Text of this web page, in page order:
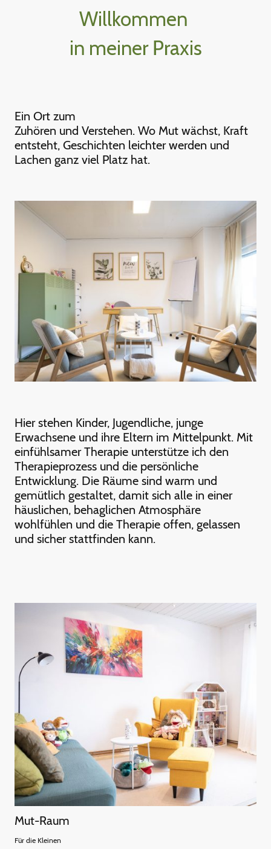
Willkommen
in meiner Praxis
Ein Ort zum
Zuhören und Verstehen. Wo Mut wächst, Kraft
entsteht, Geschichten leichter werden und
Lachen ganz viel Platz hat.
Hier stehen Kinder, Jugendliche, junge
Erwachsene und ihre Eltern im Mittelpunkt. Mit
einfühlsamer Therapie unterstütze ich den
Therapieprozess und die persönliche
Entwicklung. Die Räume sind warm und
gemütlich gestaltet, damit sich alle in einer
häuslichen, behaglichen Atmosphäre
wohlfühlen und die Therapie offen, gelassen
und sicher stattfinden kann.
Mut-Raum
Für die Kleinen